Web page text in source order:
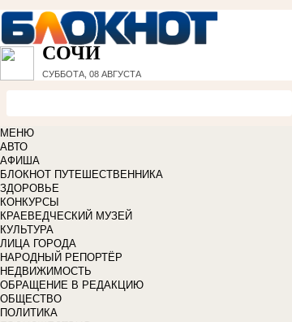
СОЧИ
СУББОТА, 08 АВГУСТА
МЕНЮ
АВТО
АФИША
БЛОКНОТ ПУТЕШЕСТВЕННИКА
ЗДОРОВЬЕ
КОНКУРСЫ
КРАЕВЕДЧЕСКИЙ МУЗЕЙ
КУЛЬТУРА
ЛИЦА ГОРОДА
НАРОДНЫЙ РЕПОРТЁР
НЕДВИЖИМОСТЬ
ОБРАЩЕНИЕ В РЕДАКЦИЮ
ОБЩЕСТВО
ПОЛИТИКА